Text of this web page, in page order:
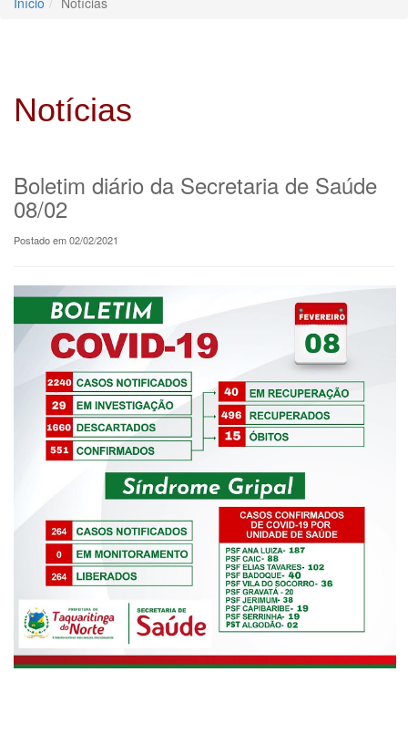
Notícias
Boletim diário da Secretaria de Saúde
08/02
Postado em 02/02/2021